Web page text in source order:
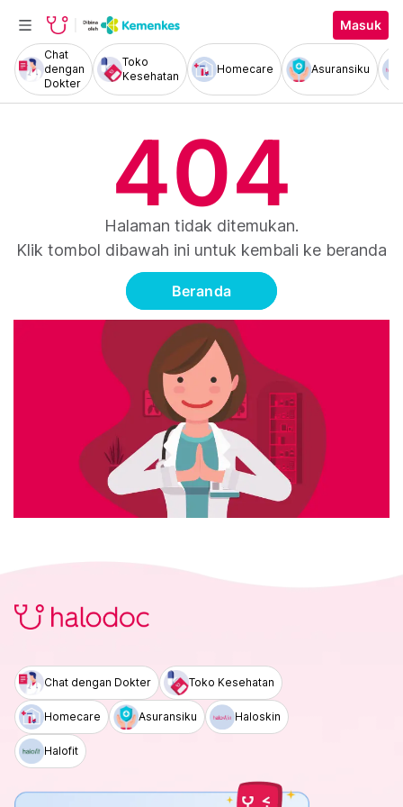
Masuk
Chat
dengan
Dokter
Toko
Kesehatan
Homecare Asuransiku
404
Halaman tidak ditemukan.
Klik tombol dibawah ini untuk kembali ke beranda
Beranda
Chat dengan Dokter Toko Kesehatan
Homecare Asuransiku Haloskin
Halofit